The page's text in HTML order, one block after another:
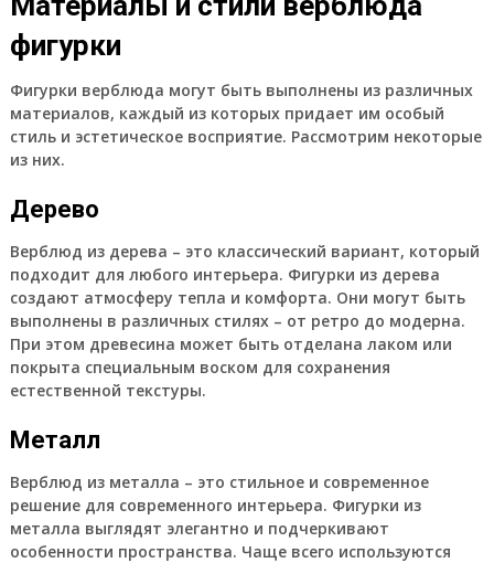
фигурки
Фигурки верблюда могут быть выполнены из различных
материалов, каждый из которых придает им особый
стиль и эстетическое восприятие. Рассмотрим некоторые
из них.
Дерево
Верблюд из дерева – это классический вариант, который
подходит для любого интерьера. Фигурки из дерева
создают атмосферу тепла и комфорта. Они могут быть
выполнены в различных стилях – от ретро до модерна.
При этом древесина может быть отделана лаком или
покрыта специальным воском для сохранения
естественной текстуры.
Металл
Верблюд из металла – это стильное и современное
решение для современного интерьера. Фигурки из
металла выглядят элегантно и подчеркивают
особенности пространства. Чаще всего используются